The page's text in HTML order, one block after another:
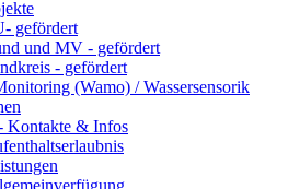
gefördert
und MV - gefördert
- gefördert
(Wamo) / Wassersensorik
Kontakte & Infos